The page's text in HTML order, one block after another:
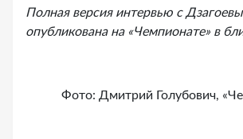
Полная версия интервью с
опубликована на «Чемпионате» в
Фото: Дмитрий Голубович,